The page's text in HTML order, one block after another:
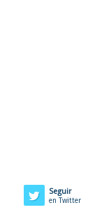
Seguir
en Twitter